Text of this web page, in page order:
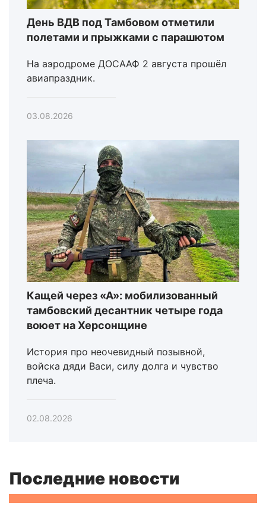
День ВДВ под Тамбовом отметили
полетами и прыжками с парашютом
На аэродроме ДОСААФ 2 августа прошёл
авиапраздник.
03.08.2026
Кащей через «А»: мобилизованный
тамбовский десантник четыре года
воюет на Херсонщине
История про неочевидный позывной,
войска дяди Васи, силу долга и чувство
плеча.
02.08.2026
Последние новости